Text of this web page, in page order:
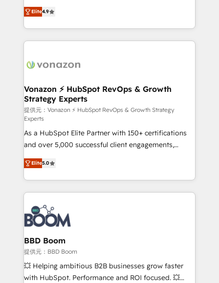
HubSpot dans votre organisation. Pour toute
question technique ou besoin de structuration de
B2B à travers l’acquisition de nouveaux clients,
l'intégration CRM et le développement des revenus
auprès de vos comptes existants. En France et à
l'international, nous travaillons avec des ETI
delà d’une simple transformation digitale et des
➤ L’intégration de CRM et de méthodologie RevOps
pour aligner les équipes marketing, commerciales et
support client (data migration, synchronisation API,
audit et maintenance) ➤ La création de sites internet
de conversion qui transforment les visiteurs en
opportunités d'affaires ➤ La mise en place de
stratégies d'acquisition marketing (SEO, SEA,
inbound, automatisation marketing, ABM, IA,
emailing) Informations clés : - 10 ans d'expérience -
100+ intégrations CRM HubSpot réussies - 40
experts conseil - 150 certifications HubSpot
cumulées
Elite4.9
Vonazon ⚡ HubSpot RevOps & Growth
Strategy Experts
提供元：Vonazon ⚡ HubSpot RevOps & Growth Strategy
Experts
As a HubSpot Elite Partner with 150+ certifications
and over 5,000 successful client engagements,
Vonazon turns marketing complexity into
measurable, scalable growth. From onboarding to
enterprise-grade campaigns, our in-house team
builds scalable strategies that drive long-term
revenue. ⚙️ HubSpot Integration & Optimization •
Seamless CRM, CMS, and automation setup •
Complex platform migrations and data cleanups •
Custom APIs and third-party integrations 📈 End-to-
End Revenue Acceleration • Lifecycle marketing and
pipeline growth programs • Sales enablement tools
and CRM optimization • Retention strategies with
Elite5.0
BBD Boom
提供元：BBD Boom
💥 Helping ambitious B2B businesses grow faster
with HubSpot. Performance and ROI focused. 💥